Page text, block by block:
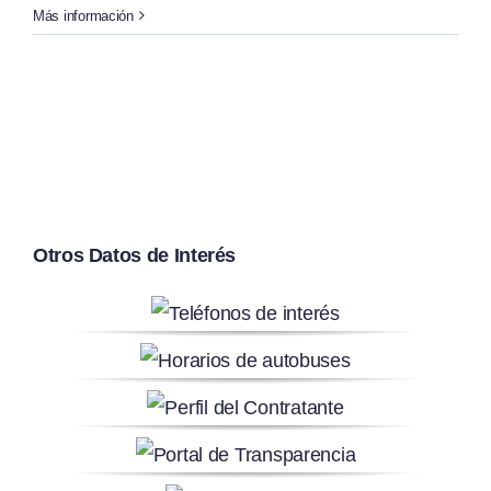
Más información
Otros Datos de Interés